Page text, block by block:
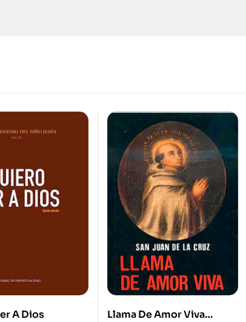
A Dios
Llama De Amor Viva